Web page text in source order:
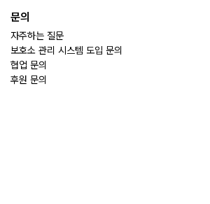
문의
자주하는 질문
보호소 관리 시스템 도입 문의
협업 문의
후원 문의